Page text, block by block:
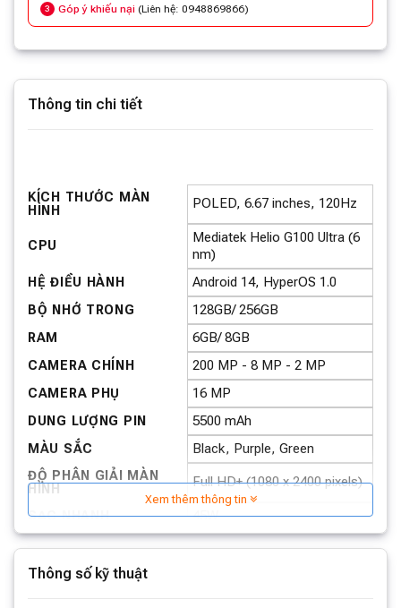
3 Góp ý khiếu nại (Liên hệ: 0948869866)
Thông tin chi tiết
KÍCH THƯỚC MÀN
HÌNH
POLED, 6.67 inches, 120Hz
CPU
Mediatek Helio G100 Ultra (6
nm)
HỆ ĐIỀU HÀNH Android 14, HyperOS 1.0
BỘ NHỚ TRONG 128GB/ 256GB
RAM 6GB/ 8GB
CAMERA CHÍNH 200 MP - 8 MP - 2 MP
CAMERA PHỤ 16 MP
DUNG LƯỢNG PIN 5500 mAh
MÀU SẮC Black, Purple, Green
ĐỘ PHÂN GIẢI MÀN
HÌNH
Full HD+ (1080 x 2400 pixels)
SẠC NHANH 45W
Xiaomi
TÌNH TRẠNG SP
Xem thêm thông tin
Thông số kỹ thuật